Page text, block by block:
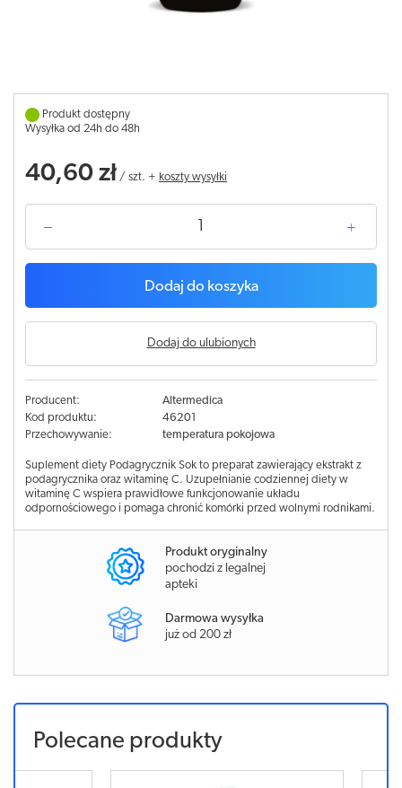
Produkt dostępny
Wysyłka od 24h do 48h
40,60 zł / szt. + koszty wysyłki
Dodaj do koszyka
Dodaj do ulubionych
Producent:
Altermedica
Kod produktu:
46201
Przechowywanie:
temperatura pokojowa
Suplement diety Podagrycznik Sok to preparat zawierający ekstrakt z
podagrycznika oraz witaminę C. Uzupełnianie codziennej diety w
witaminę C wspiera prawidłowe funkcjonowanie układu
odpornościowego i pomaga chronić komórki przed wolnymi rodnikami.
Produkt oryginalny
pochodzi z legalnej
apteki
Darmowa wysyłka
już od 200 zł
Polecane produkty